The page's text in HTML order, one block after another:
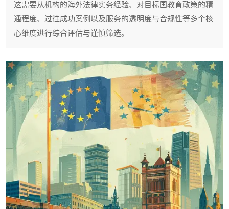
这需要从机构的海外法律实务经验、对目标国教育政策的精
通程度、过往成功案例以及服务的透明度与合规性等多个核
心维度进行综合评估与谨慎筛选。